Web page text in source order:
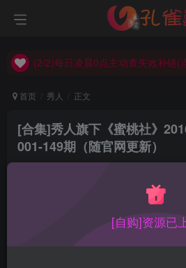
(2/2)每日凌晨0点主动查失效补链(点我
(2/2)每日凌晨0点主动查失效补链(点
首页 秀人 正文
[合集]秀人旗下《蜜桃社》
001-149期（随官网更新）
目录在预览图
[自购]资源已